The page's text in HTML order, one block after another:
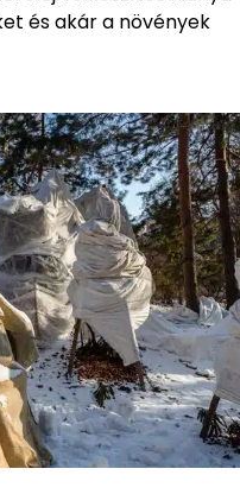
és akár a növények